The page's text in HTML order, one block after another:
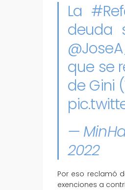
La
deuda
que se
de Gini
—
2022
Por eso reclamó
exenciones a